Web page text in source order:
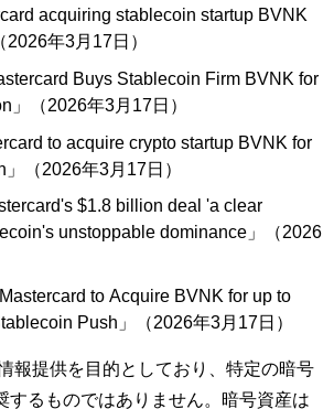
acquiring stablecoin startup BVNK
年3月17日）
Buys Stablecoin Firm BVNK for
」（2026年3月17日）
to acquire crypto startup BVNK for
（2026年3月17日）
$1.8 billion deal 'a clear
unstoppable dominance」（2026
to Acquire BVNK for up to
Push」（2026年3月17日）
報提供を目的としており、特定の暗号
するものではありません。暗号資産は